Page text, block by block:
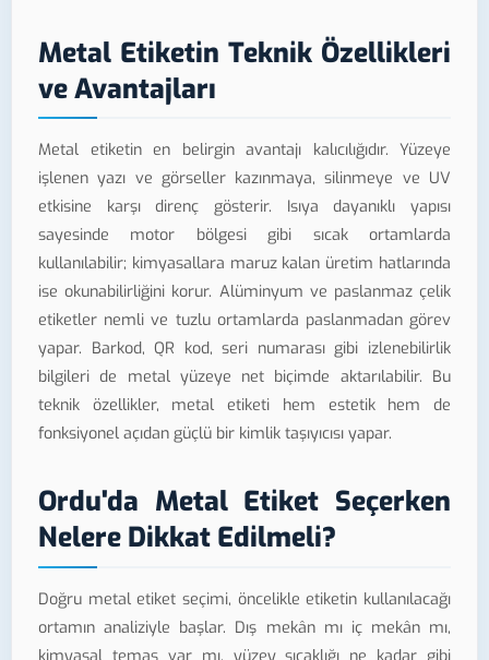
Metal Etiketin Teknik Özellikleri
ve Avantajları
Metal etiketin en belirgin avantajı kalıcılığıdır. Yüzeye
işlenen yazı ve görseller kazınmaya, silinmeye ve UV
etkisine karşı direnç gösterir. Isıya dayanıklı yapısı
sayesinde motor bölgesi gibi sıcak ortamlarda
kullanılabilir; kimyasallara maruz kalan üretim hatlarında
ise okunabilirliğini korur. Alüminyum ve paslanmaz çelik
etiketler nemli ve tuzlu ortamlarda paslanmadan görev
yapar. Barkod, QR kod, seri numarası gibi izlenebilirlik
bilgileri de metal yüzeye net biçimde aktarılabilir. Bu
teknik özellikler, metal etiketi hem estetik hem de
fonksiyonel açıdan güçlü bir kimlik taşıyıcısı yapar.
Ordu'da Metal Etiket Seçerken
Nelere Dikkat Edilmeli?
Doğru metal etiket seçimi, öncelikle etiketin kullanılacağı
ortamın analiziyle başlar. Dış mekân mı iç mekân mı,